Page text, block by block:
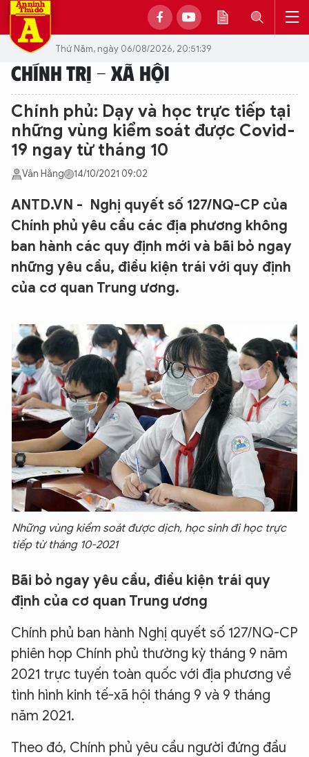
Thứ Năm, ngày 06/08/2026, 20:51:39
CHÍNH TRỊ - XÃ HỘI
Chính phủ: Dạy và học trực tiếp tại
những vùng kiểm soát được Covid-
19 ngay từ tháng 10
Vân Hằng 14/10/2021 09:02
ANTD.VN - Nghị quyết số 127/NQ-CP của
Chính phủ yêu cầu các địa phương không
ban hành các quy định mới và bãi bỏ ngay
những yêu cầu, điều kiện trái với quy định
của cơ quan Trung ương.
Những vùng kiểm soát được dịch, học sinh đi học trực
tiếp từ tháng 10-2021
Bãi bỏ ngay yêu cầu, điều kiện trái quy
định của cơ quan Trung ương
Chính phủ ban hành Nghị quyết số 127/NQ-CP
phiên họp Chính phủ thường kỳ tháng 9 năm
2021 trực tuyến toàn quốc với địa phương về
tình hình kinh tế-xã hội tháng 9 và 9 tháng
năm 2021.
Theo đó, Chính phủ yêu cầu người đứng đầu